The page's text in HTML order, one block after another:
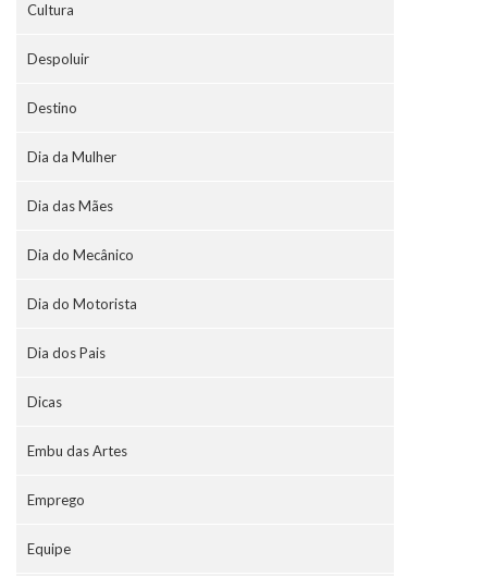
Cultura
Despoluir
Destino
Dia da Mulher
Dia das Mães
Dia do Mecânico
Dia do Motorista
Dia dos Pais
Dicas
Embu das Artes
Emprego
Equipe